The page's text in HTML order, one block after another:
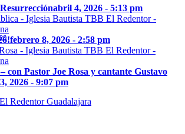
Redentor Guadalajara
abril 4, 2026 - 5:13 pm
febrero 8, 2026 - 2:58 pm
con Pastor Joe Rosa y cantante Gustavo
2026 - 9:07 pm